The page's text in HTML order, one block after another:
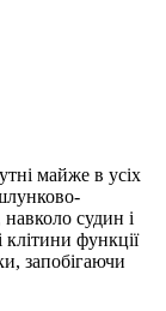
майже в усіх
судин і
клітини функції
запобігаючи